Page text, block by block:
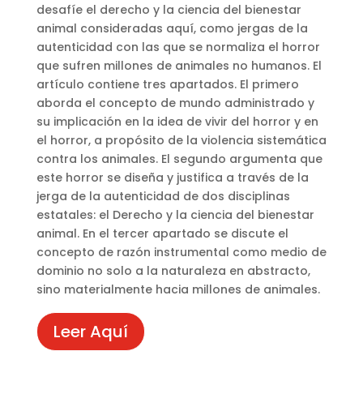
desafíe el derecho y la ciencia del bienestar
animal consideradas aquí, como jergas de la
autenticidad con las que se normaliza el horror
que sufren millones de animales no humanos. El
artículo contiene tres apartados. El primero
aborda el concepto de mundo administrado y
su implicación en la idea de vivir del horror y en
el horror, a propósito de la violencia sistemática
contra los animales. El segundo argumenta que
este horror se diseña y justifica a través de la
jerga de la autenticidad de dos disciplinas
estatales: el Derecho y la ciencia del bienestar
animal. En el tercer apartado se discute el
concepto de razón instrumental como medio de
dominio no solo a la naturaleza en abstracto,
sino materialmente hacia millones de animales.
Leer Aquí